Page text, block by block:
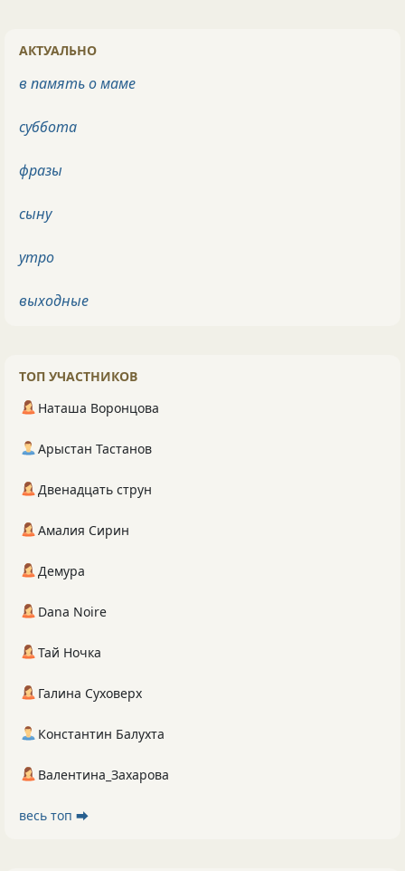
АКТУАЛЬНО
в память о маме
суббота
фразы
сыну
утро
выходные
ТОП УЧАСТНИКОВ
Наташа Воронцова
Арыстан Тастанов
Двенадцать струн
Амалия Сирин
Демура
Dana Noire
Тай Ночка
Галина Суховерх
Константин Балухта
Валентина_Захарова
весь топ ⮕